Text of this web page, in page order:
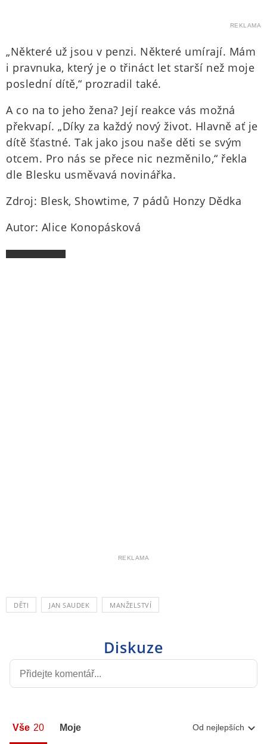
REKLAMA
„Některé už jsou v penzi. Některé umírají. Mám
i pravnuka, který je o třináct let starší než moje
poslední dítě,“ prozradil také.
A co na to jeho žena? Její reakce vás možná
překvapí. „Díky za každý nový život. Hlavně ať je
dítě šťastné. Tak jako jsou naše děti se svým
otcem. Pro nás se přece nic nezměnilo,“ řekla
dle Blesku usměvavá novinářka.
Zdroj: Blesk, Showtime, 7 pádů Honzy Dědka
Autor: Alice Konopásková
REKLAMA
DĚTI JAN SAUDEK MANŽELSTVÍ
Diskuze